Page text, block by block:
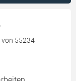
von 55234